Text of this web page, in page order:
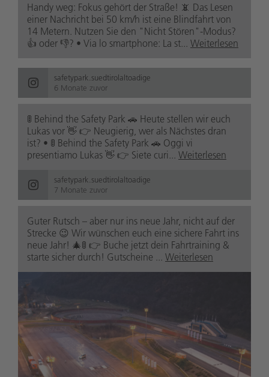
Handy weg: Fokus gehört der Straße! 📵 Das Lesen
einer Nachricht bei 50 km/h ist eine Blindfahrt von
14 Metern. Nutzen Sie den "Nicht Stören"-Modus?
👍 oder 👎? • Via lo smartphone: La st... Weiterlesen
safetypark.suedtirolaltoadige
6 Monate zuvor
🚦 Behind the Safety Park 🚗 Heute stellen wir euch
Lukas vor 👋 👉 Neugierig, wer als Nächstes dran
ist? • 🚦 Behind the Safety Park 🚗 Oggi vi
presentiamo Lukas 👋 👉 Siete curi... Weiterlesen
safetypark.suedtirolaltoadige
7 Monate zuvor
Guter Rutsch – aber nur ins neue Jahr, nicht auf der
Strecke 😉 Wir wünschen euch eine sichere Fahrt ins
neue Jahr! 🎄🚦 👉 Buche jetzt dein Fahrtraining &
starte sicher durch! Gutscheine ... Weiterlesen